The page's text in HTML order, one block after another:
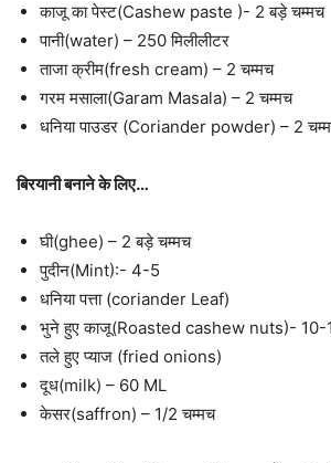
काजू का पेस्ट(Cashew paste )- 2 बड़े चम्मच
पानी(water) – 250 मिलीलीटर
ताजा क्रीम(fresh cream) – 2 चम्मच
गरम मसाला(Garam Masala) – 2 चम्मच
धनिया पाउडर (Coriander powder) – 2
बिरयानी बनाने के लिए…
घी(ghee) – 2 बड़े चम्मच
पुदीन(Mint):- 4-5
धनिया पत्ता (coriander Leaf)
भुने हुए काजू(Roasted cashew nuts)- 10-
तले हुए प्याज (fried onions)
दूध(milk) – 60 ML
केसर(saffron) – 1/2 चम्मच